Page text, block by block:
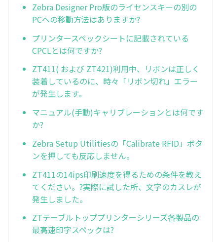
Zebra Designer Pro版のライセンスキーの別の
PCへの移動方法はありますか?
プリンタースペックシートに記載されている
CPCLとは何ですか?
ZT411( および ZT421)利用中、リボンは正しく
装着しているのに、時々「リボン切れ」エラー
が発生します。
マニュアル(手動)キャリブレーションとは何です
か?
Zebra Setup Utilitiesの「Calibrate RFID」ボタ
ンを押しても反応しません。
ZT411の14ips印刷速度を得るための条件を教え
てください。?実際に試した所、文字のカスレが
発生しました。
ZTテーブルトッププリンターシリーズ各製品の
最高速印字スペックは?